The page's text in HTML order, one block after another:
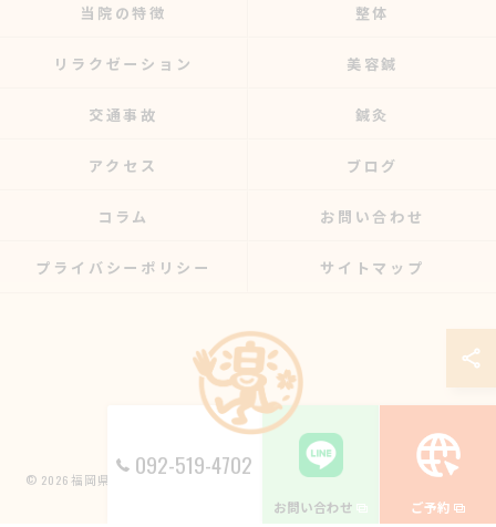
092-519-4702
お問い合わせ ご予約
当院の特徴 整体
リラクゼーション 美容鍼
交通事故 鍼灸
アクセス ブログ
コラム お問い合わせ
プライバシーポリシー サイトマップ
© 2026 福岡県博多区の整骨院なら楽する鍼灸・整骨院 南福岡院 ALL RIGHTS
RESERVED.